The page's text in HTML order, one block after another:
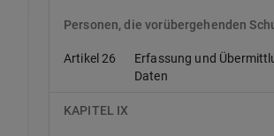
Personen, die vorübergehenden
Artikel 26
Erfassung und
Daten
KAPITEL IX